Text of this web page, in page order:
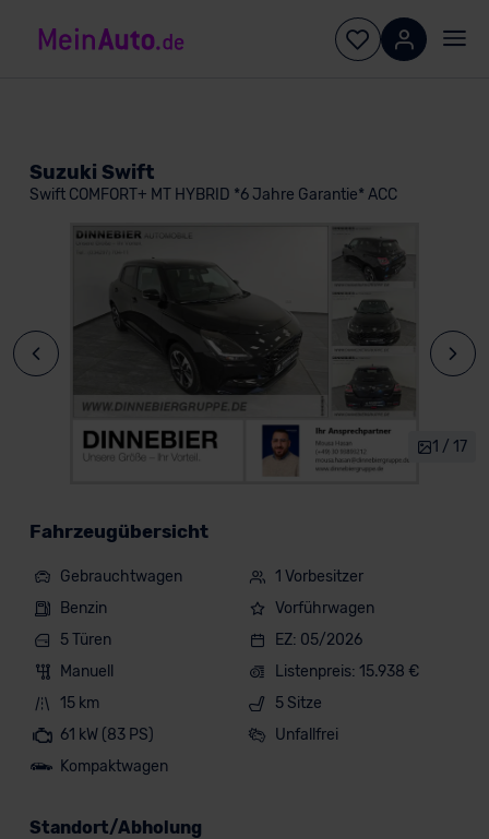
Suzuki Swift
Swift COMFORT+ MT HYBRID *6 Jahre Garantie* ACC
1 / 17
Fahrzeugübersicht
Gebrauchtwagen
1 Vorbesitzer
Benzin
Vorführwagen
5 Türen
EZ: 05/2026
Manuell
Listenpreis: 15.938 €
15 km
5 Sitze
61 kW (83 PS)
Unfallfrei
Kompaktwagen
Standort/Abholung